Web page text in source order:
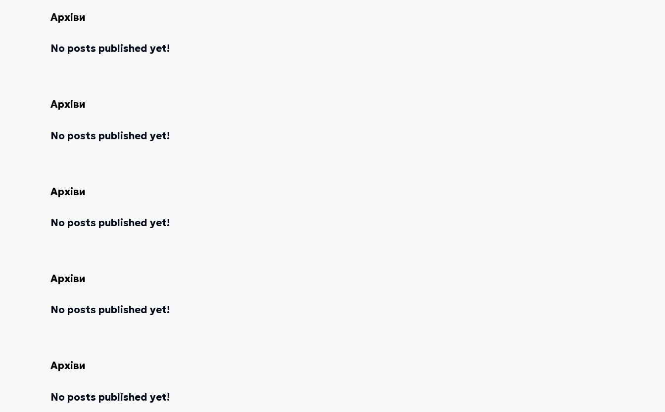
Архіви
No posts published yet!
Архіви
No posts published yet!
Архіви
No posts published yet!
Архіви
No posts published yet!
Архіви
No posts published yet!